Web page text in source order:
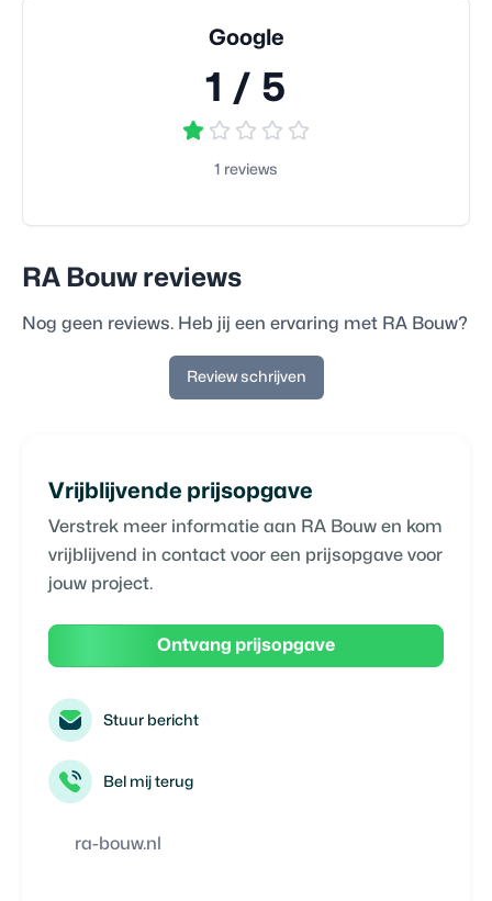
Google
1 / 5
1 reviews
RA Bouw reviews
Nog geen reviews. Heb jij een ervaring met RA Bouw?
Review schrijven
Vrijblijvende prijsopgave
Verstrek meer informatie aan RA Bouw en kom
vrijblijvend in contact voor een prijsopgave voor
jouw project.
Ontvang prijsopgave
Stuur bericht
Bel mij terug
ra-bouw.nl